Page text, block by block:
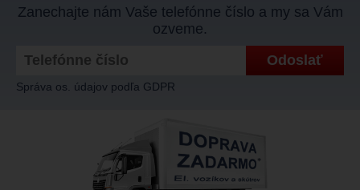
Zanechajte nám Vaše telefónne číslo a my sa Vám
ozveme.
Správa os. údajov podľa GDPR